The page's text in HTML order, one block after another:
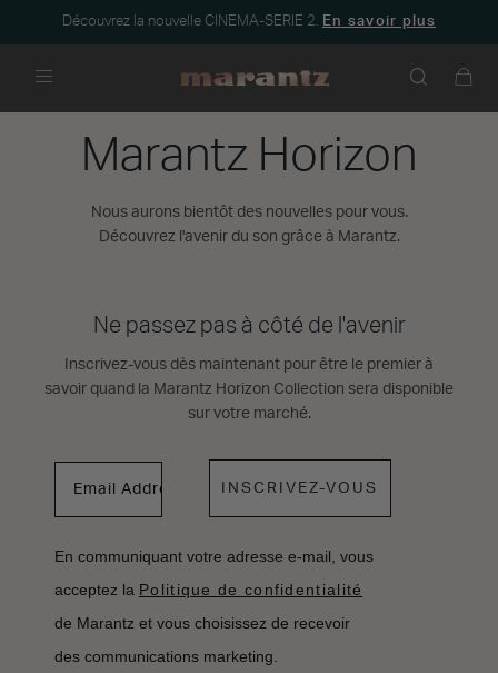
Découvrez la nouvelle CINEMA-SERIE 2. En savoir plus
Marantz Horizon
Nous aurons bientôt des nouvelles pour vous.
Découvrez l'avenir du son grâce à Marantz.
Ne passez pas à côté de l'avenir
Inscrivez-vous dès maintenant pour être le premier à
savoir quand la Marantz Horizon Collection sera disponible
sur votre marché.
INSCRIVEZ-VOUS
En communiquant votre adresse e-mail, vous
acceptez la Politique de confidentialité
de Marantz et vous choisissez de recevoir
des communications marketing.